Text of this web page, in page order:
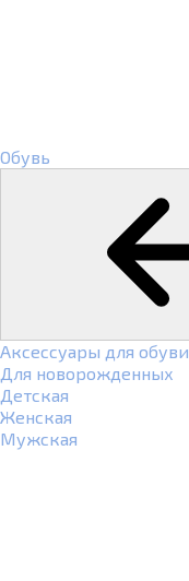
Обувь
Аксессуары для обуви
Для новорожденных
Детская
Женская
Мужская